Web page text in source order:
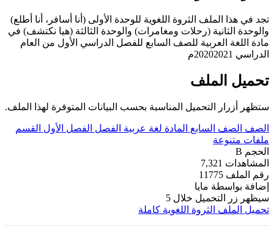
تجد في هذا الملف الثروة اللغوية للوحدة الأولى (أنا أسافر، أنا أطلع)
والوحدة الثانية (رحلات ومغامرات) والوحدة الثالثة (هيا نكتشف) في
مادة اللغة العربية للصف السابع للفصل الدراسي الأول من العام
الدراسي 20202021م
تحميل الملف
ستظهر أزرار التحميل المناسبة بحسب البيانات المتوفرة لهذا الملف.
الصف الصف السابع المادة لغة عربية الفصل الفصل الأول
القسم
ملفات متنوعة
الحجم B
المشاهدات 7,321
رقم الملف 11775
إضافة بواسطة مايا
سيظهر زر التحميل خلال 5
تحميل الملف
الثروة اللغوية كاملة